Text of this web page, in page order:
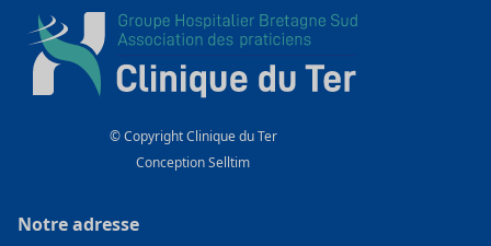
© Copyright Clinique du Ter
ConceptionSelltim
Notre adresse